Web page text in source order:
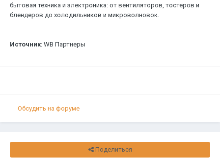
бытовая техника и электроника: от вентиляторов, тостеров и
блендеров до холодильников и микроволновок.
Источник: WB Партнеры
Обсудить на форуме
Поделиться